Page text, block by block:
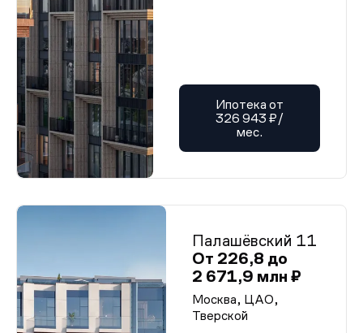
Ипотека от
326 943 ₽/
мес.
Палашёвский 11
От 226,8 до
2 671,9 млн ₽
Москва, ЦАО,
Тверской